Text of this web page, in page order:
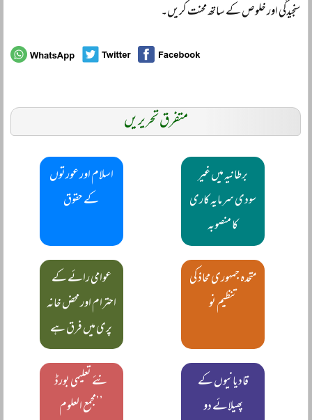
سنجیدگی اور خلوص کے ساتھ محنت کریں۔
متفرق تحریریں
برطانیہ میں غیر
سودی سرمایہ کاری
کا منصوبہ
اسلام اور عورتوں
کے حقوق
متحدہ جمہوری محاذ کی
تنظیم نو
عوامی رائے کے
احترام اور محض خانہ
پری میں فرق ہے
قادیانیوں کے
پھیلائے دو
نئے تعلیمی بورڈ
’’مجمع العلوم